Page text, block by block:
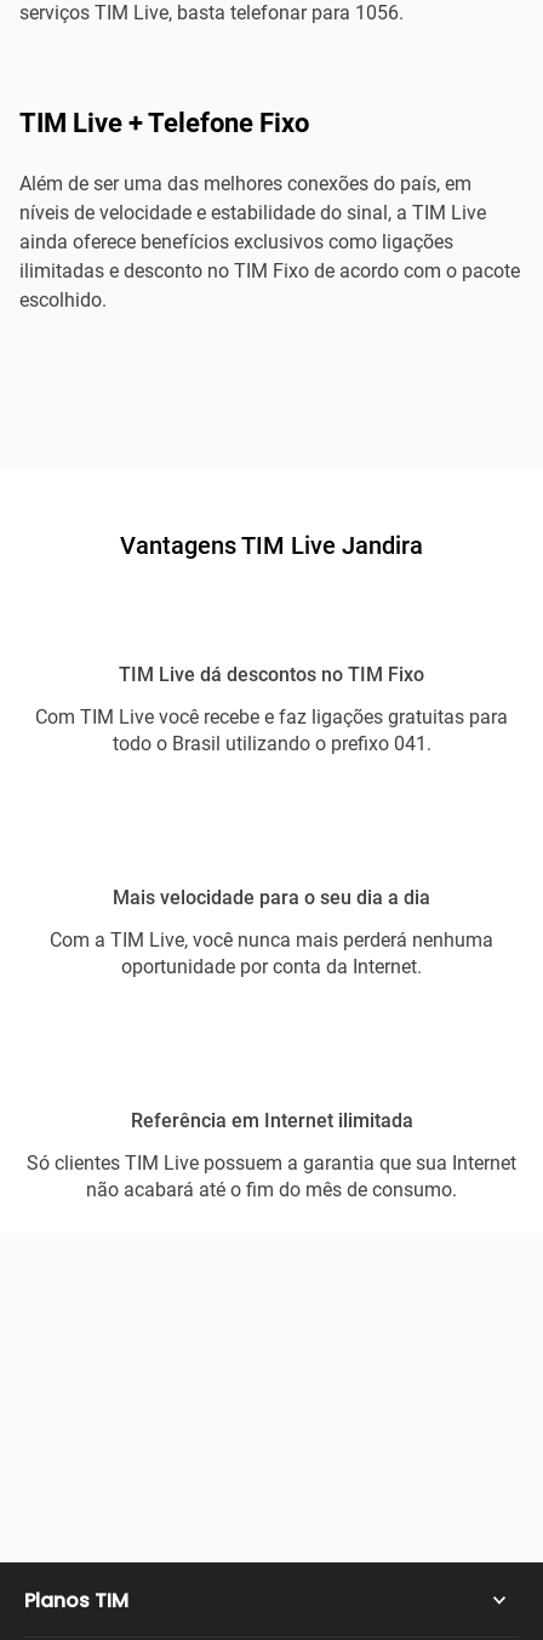
serviços TIM Live, basta telefonar para 1056.
TIM Live + Telefone Fixo
Além de ser uma das melhores conexões do país, em
níveis de velocidade e estabilidade do sinal, a TIM Live
ainda oferece benefícios exclusivos como ligações
ilimitadas e desconto no TIM Fixo de acordo com o pacote
escolhido.
Vantagens TIM Live Jandira
TIM Live dá descontos no TIM Fixo
Com TIM Live você recebe e faz ligações gratuitas para
todo o Brasil utilizando o prefixo 041.
Mais velocidade para o seu dia a dia
Com a TIM Live, você nunca mais perderá nenhuma
oportunidade por conta da Internet.
Referência em Internet ilimitada
Só clientes TIM Live possuem a garantia que sua Internet
não acabará até o fim do mês de consumo.
Planos TIM